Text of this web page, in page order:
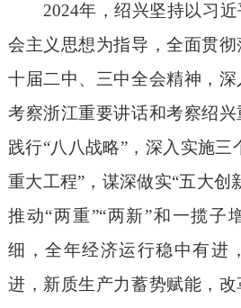
2024年，绍兴坚持以习
会主义思想为指导，全面贯
十届二中、三中全会精神，
考察浙江重要讲话和考察绍
践行“八八战略”，深入实施三
重大工程”，谋深做实“五大创
推动“两重”“两新”和一揽子
细，全年经济运行稳中有进
进，新质生产力蓄势赋能，